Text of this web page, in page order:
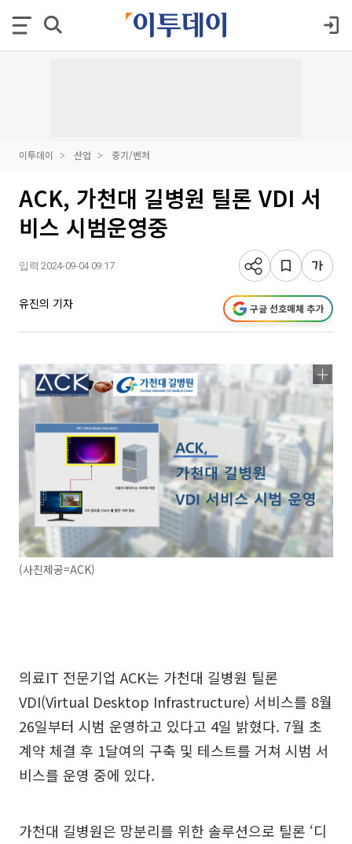
이투데이 산업 중기/벤처
ACK, 가천대 길병원 틸론 VDI 서
비스 시범운영중
입력 2024-09-04 09:17
유진의 기자 구글 선호매체 추가
(사진제공=ACK)
의료IT 전문기업 ACK는 가천대 길병원 틸론
VDI(Virtual Desktop Infrastructure) 서비스를 8월
26일부터 시범 운영하고 있다고 4일 밝혔다. 7월 초
계약 체결 후 1달여의 구축 및 테스트를 거쳐 시범 서
비스를 운영 중에 있다.
가천대 길병원은 망분리를 위한 솔루션으로 틸론 ‘디